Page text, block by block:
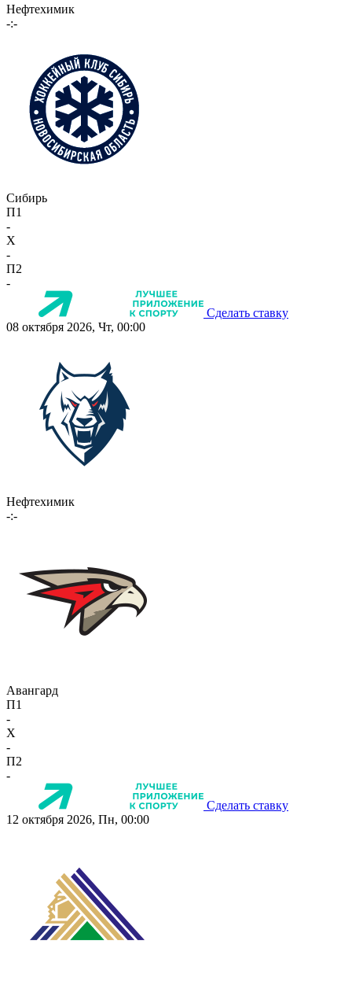
Нефтехимик
-:-
Сибирь
П1
-
X
-
П2
-
Сделать ставку
08 октября 2026, Чт, 00:00
Нефтехимик
-:-
Авангард
П1
-
X
-
П2
-
Сделать ставку
12 октября 2026, Пн, 00:00